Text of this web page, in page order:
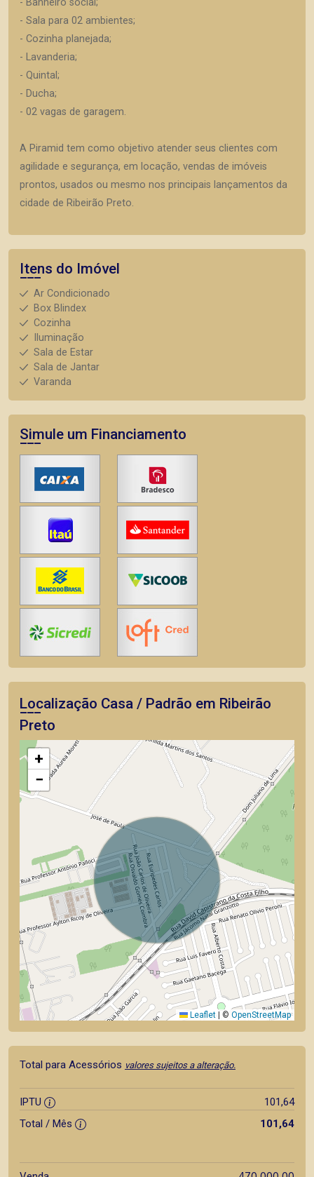
- Banheiro social;
- Sala para 02 ambientes;
- Cozinha planejada;
- Lavanderia;
- Quintal;
- Ducha;
- 02 vagas de garagem.
A Piramid tem como objetivo atender seus clientes com
agilidade e segurança, em locação, vendas de imóveis
prontos, usados ou mesmo nos principais lançamentos da
cidade de Ribeirão Preto.
Itens do Imóvel
Ar Condicionado
Box Blindex
Cozinha
Iluminação
Sala de Estar
Sala de Jantar
Varanda
Simule um Financiamento
Localização Casa / Padrão em Ribeirão
Preto
+
−
Leaflet © OpenStreetMap
Total para Acessórios valores sujeitos a alteração.
IPTU
101,64
Total / Mês
101,64